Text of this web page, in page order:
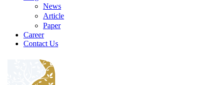
News
Article
Paper
Career
Contact Us